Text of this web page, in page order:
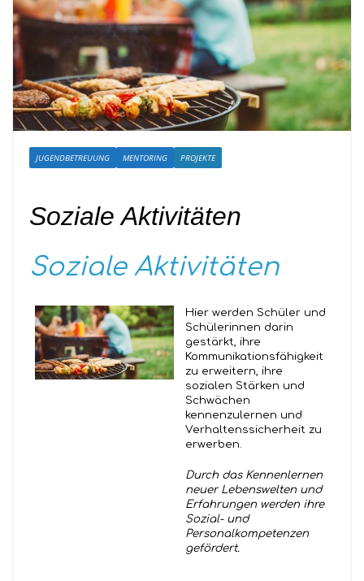
JUGENDBETREUUNG MENTORING PROJEKTE
Soziale Aktivitäten
Soziale Aktivitäten
Hier werden Schüler und
Schülerinnen darin
gestärkt, ihre
Kommunikationsfähigkeit
zu erweitern, ihre
sozialen Stärken und
Schwächen
kennenzulernen und
Verhaltenssicherheit zu
erwerben.
Durch das Kennenlernen
neuer Lebenswelten und
Erfahrungen werden ihre
Sozial- und
Personalkompetenzen
gefördert.